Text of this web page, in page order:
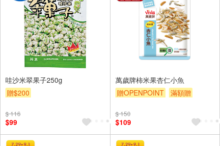
哇沙米翠果子250g
贈$200
$ 116
$99
萬歲牌柿米果杏仁小魚
贈OPENPOINT
滿額贈
$ 150
$109